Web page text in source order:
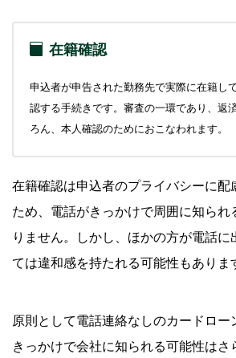
在籍確認
申込者が申告された勤務先で実際に在籍し
認する手続きです。審査の一環であり、返
ろん、本人確認のためにおこなわれます。
在籍確認は申込者のプライバシーに配
ため、電話がきっかけで周囲に知られ
りません。しかし、ほかの方が電話に
ては違和感を持たれる可能性もありま
原則として電話連絡なしのカードロー
きっかけで会社に知られる可能性はさ